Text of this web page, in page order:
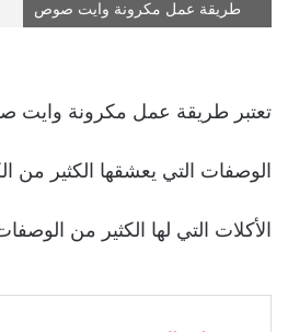
طريقة عمل مكرونة وايت صوص
تعتبر طريقة عمل مكرونة وايت
الوصفات التي يعشقها الكثير من
الأكلات التي لها الكثير من